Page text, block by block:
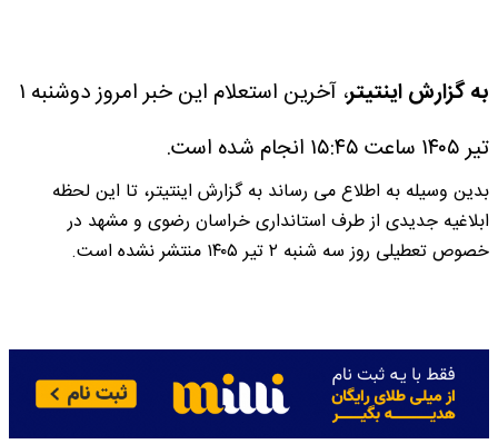
به گزارش اینتیتر
، آخرین استعلام این خبر امروز دوشنبه ۱
تیر ۱۴۰۵ ساعت ۱۵:۴۵ انجام شده است.
بدین وسیله به اطلاع می رساند به گزارش اینتیتر، تا این لحظه
ابلاغیه جدیدی از طرف استانداری خراسان رضوی و مشهد در
خصوص تعطیلی روز سه شنبه ۲ تیر ۱۴۰۵ منتشر نشده است.